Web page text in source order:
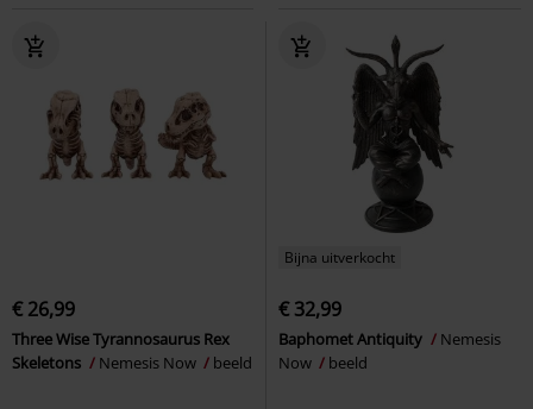
€ 26,99
Three Wise Tyrannosaurus Rex
Skeletons
Nemesis Now beeld
Bijna uitverkocht
€ 32,99
Baphomet Antiquity
Nemesis
Now
beeld